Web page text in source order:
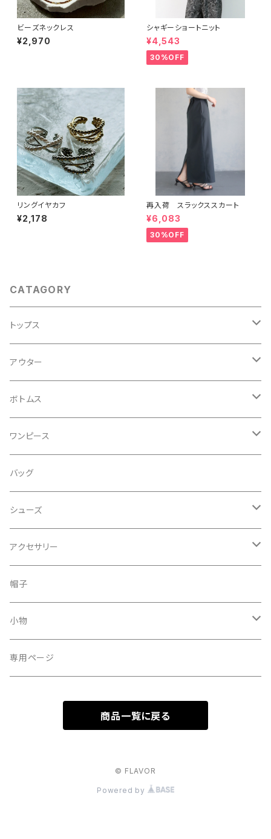
ビーズネックレス
¥2,970
シャギーショートニット
¥4,543
30%OFF
リングイヤカフ
¥2,178
再入荷 スラックススカート
¥6,083
30%OFF
CATAGORY
トップス
Ｔシャツ
キャミソール・タンクトップ
シャツ
ブラウス
カットソー
セーター
その他
スウェット、パーカー
アウター
コート
ジャケット
ジレ
ブルゾン
ボトムス
デニム
パンツ
スカート
レギンス
ワンピース
ワンピース
オールインワン
ドレス
バッグ
シューズ
サンダル
パンプス
スニーカー
ブーツ
アクセサリー
ピアス
ネックレス
リング
ヘアアクセサリー
帽子
小物
サングラス
専用ページ
商品一覧に戻る
© FLAVOR
Powered by